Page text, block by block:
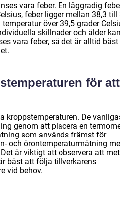
vara feber. En låggradig
feber ligger mellan 38,3 till
över 39,5 grader
skillnader och ålder kan
vara feber, så det är alltid
för att
kroppstemperaturen. De
genom att placera en
som används främst för
och örontemperaturmätning
är viktigt att observera att
bäst att följa tillverkarens
vid behov.